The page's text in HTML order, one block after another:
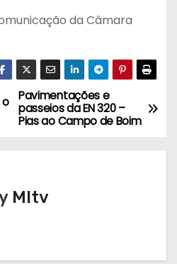
da Câmara
Pavimentações e
passeios da EN 320 –
Pias ao Campo de Boim
o
MItv